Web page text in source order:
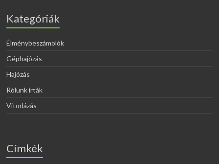
Kategóriák
Élménybeszámolók
Géphajózás
Hajózás
Rólunk írták
Vitorlázás
Címkék